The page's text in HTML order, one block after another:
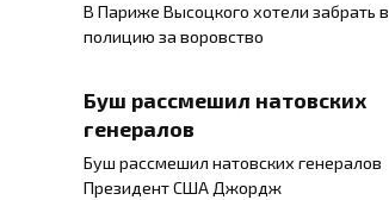
В Париже Высоцкого хотели забрать в
полицию за воровство
Буш рассмешил натовских
генералов
Буш рассмешил натовских генералов
Президент США Джордж